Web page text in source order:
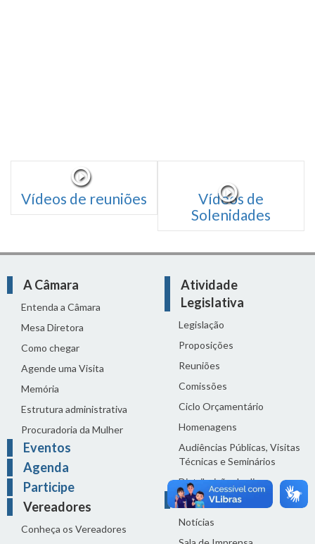
Vídeos de reuniões
Vídeos de
Solenidades
A Câmara
Entenda a Câmara
Mesa Diretora
Como chegar
Agende uma Visita
Memória
Estrutura administrativa
Procuradoria da Mulher
Eventos
Agenda
Participe
Vereadores
Conheça os Vereadores
Atividade
Legislativa
Legislação
Proposições
Reuniões
Comissões
Ciclo Orçamentário
Homenagens
Audiências Públicas, Visitas
Técnicas e Seminários
Distribuição do dia
Comunicação
Notícias